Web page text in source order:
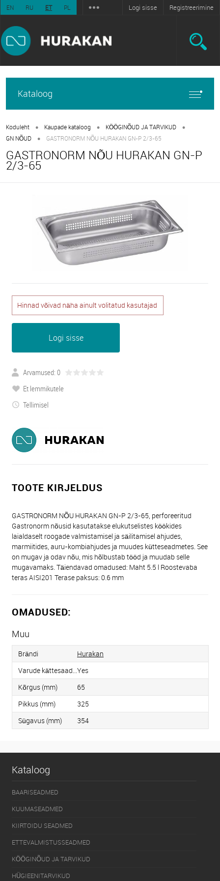
EN RU ET PL Logi sisse Registreerimine
Kataloog
Koduleht • Kaupade kataloog • KÖÖGINÕUD JA TARVIKUD •
GN NÕUD • GASTRONORM NÕU HURAKAN GN-P 2/3-65
GASTRONORM NÕU HURAKAN GN-P
2/3-65
Hinnad võivad näha ainult volitatud kasutajad
Logi sisse
Arvamused: 0
Et lemmikutele
Tellimisel
TOOTE KIRJELDUS
GASTRONORM NÕU HURAKAN GN-P 2/3-65, perforeeritud
Gastronorm nõusid kasutatakse elukutselistes köökides
laialdaselt roogade valmistamisel ja säilitamisel ahjudes,
marmiitides, auru-kombiahjudes ja muudes kütteseadmetes. See
on mugav ja odav nõu, mis hõlbustab tööd ja muudab selle
mugavamaks. Täiendavad omadused: Maht 5.5 l Roostevaba
teras AISI201 Terase paksus: 0.6 mm
OMADUSED:
Muu
Brändi
Hurakan
Varude kättesaadavusYes
Kõrgus (mm)
65
Pikkus (mm)
325
Sügavus (mm)
354
Kataloog
BAARISEADMED
KUUMASEADMED
KIIRTOIDU SEADMED
ETTEVALMISTUSSEADMED
KÖÖGINÕUD JA TARVIKUD
HÜGIEENITARVIKUD